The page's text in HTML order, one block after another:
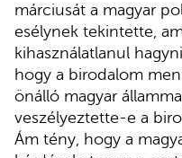
márciusát a magyar
esélynek tekintette,
kihasználatlanul
hogy a birodalom
önálló magyar
veszélyeztette-e a
Ám tény, hogy a